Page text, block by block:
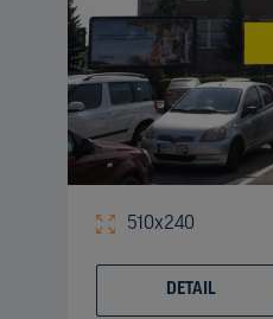
510x240
DETAIL